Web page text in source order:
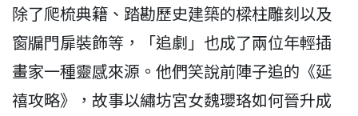
除了爬梳典籍、踏勘歷史建築的樑柱雕刻以及
窗牖門扉裝飾等，「追劇」也成了兩位年輕插
畫家一種靈感來源。他們笑說前陣子追的《延
禧攻略》，故事以繡坊宮女魏瓔珞如何晉升成